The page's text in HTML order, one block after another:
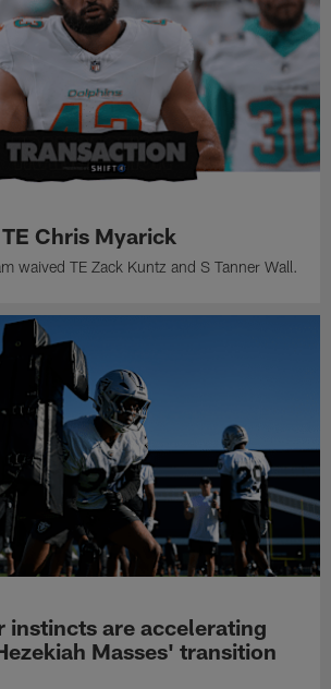
Chris Myarick
waived TE Zack Kuntz and S Tanner Wall.
instincts are accelerating
Masses' transition